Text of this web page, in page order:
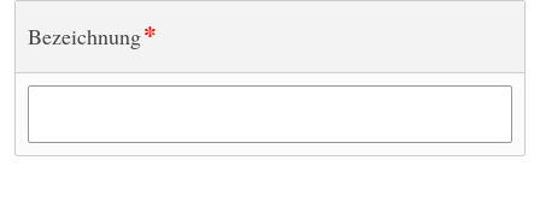
Bezeichnung*